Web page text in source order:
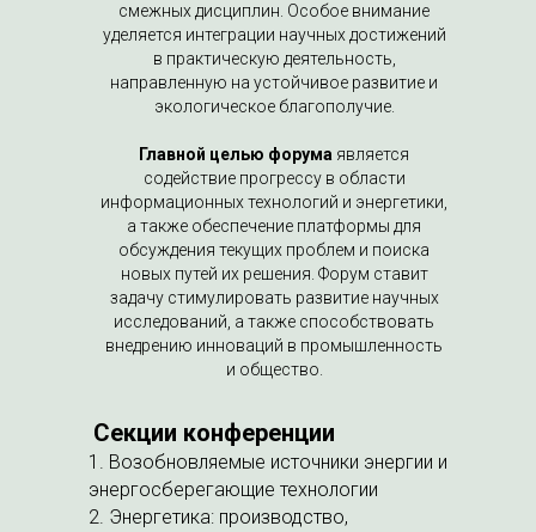
1. Возобновляемые источники энергии и
энергосберегающие технологии
2. Энергетика: производство,
Секции конференции
смежных дисциплин. Особое внимание
уделяется интеграции научных достижений
в практическую деятельность,
направленную на устойчивое развитие и
экологическое благополучие.
Главной целью форума является
содействие прогрессу в области
информационных технологий и энергетики,
а также обеспечение платформы для
обсуждения текущих проблем и поиска
новых путей их решения. Форум ставит
задачу стимулировать развитие научных
исследований, а также способствовать
внедрению инноваций в промышленность
и общество.